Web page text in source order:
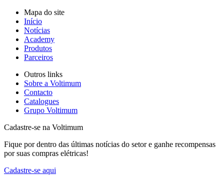
Mapa do site
Início
Notícias
Academy
Produtos
Parceiros
Outros links
Sobre a Voltimum
Contacto
Catalogues
Grupo Voltimum
Cadastre-se na Voltimum
Fique por dentro das últimas notícias do setor e ganhe recompensas
por suas compras elétricas!
Cadastre-se aqui